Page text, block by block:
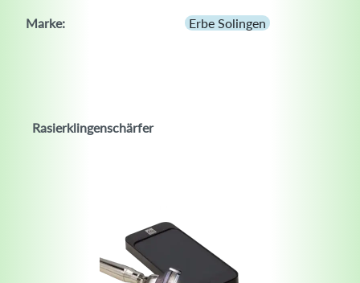
Marke: Erbe Solingen
Rasierklingenschärfer